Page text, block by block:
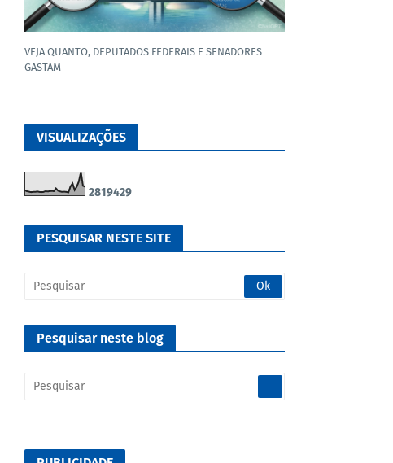
VEJA QUANTO, DEPUTADOS FEDERAIS E SENADORES
GASTAM
VISUALIZAÇÕES
2819429
PESQUISAR NESTE SITE
Pesquisar neste blog